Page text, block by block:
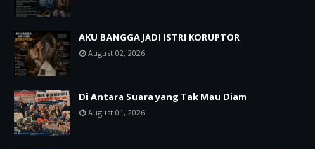
AKU BANGGA JADI ISTRI KORUPTOR
August 02, 2026
Di Antara Suara yang Tak Mau Diam
August 01, 2026